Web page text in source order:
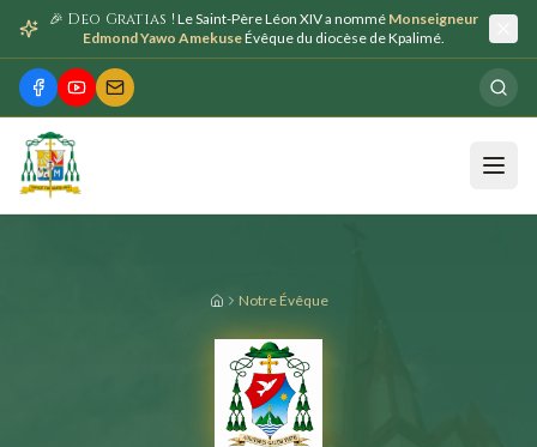
🎉 Deo Gratias ! Le Saint-Père Léon XIV a nommé Monseigneur
Edmond Yawo AmekuseÉvêque du diocèse de Kpalimé.
Notre Évêque